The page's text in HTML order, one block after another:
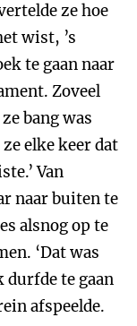
ze hoe
wist, ’s
te gaan naar
Zoveel
bang was
elke keer dat
Van
naar buiten te
alsnog op te
‘Dat was
durfde te gaan
afspeelde.